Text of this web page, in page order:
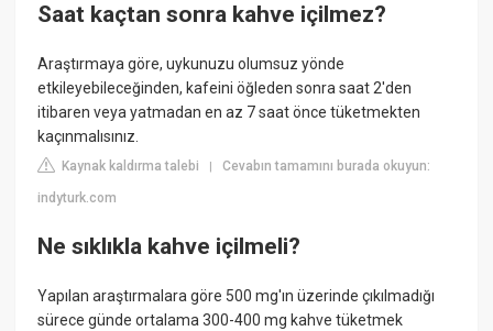
Saat kaçtan sonra kahve içilmez?
Araştırmaya göre, uykunuzu olumsuz yönde
etkileyebileceğinden, kafeini öğleden sonra saat 2'den
itibaren veya yatmadan en az 7 saat önce tüketmekten
kaçınmalısınız.
Kaynak kaldırma talebi |Cevabın tamamını burada okuyun:
indyturk.com
Ne sıklıkla kahve içilmeli?
Yapılan araştırmalara göre 500 mg'ın üzerinde çıkılmadığı
sürece günde ortalama 300-400 mg kahve tüketmek